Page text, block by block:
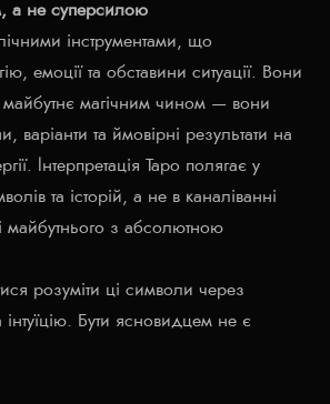
а не суперсилою
інструментами, що
емоції та обставини ситуації. Вони
магічним чином — вони
варіанти та ймовірні результати на
Інтерпретація Таро полягає у
та історій, а не в каналіванні
майбутнього з абсолютною
розуміти ці символи через
інтуїцію. Бути ясновидцем не є